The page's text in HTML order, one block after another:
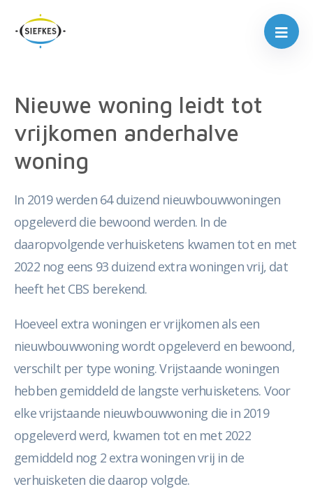
Nieuwe woning leidt tot
vrijkomen anderhalve
woning
In 2019 werden 64 duizend nieuwbouwwoningen
opgeleverd die bewoond werden. In de
daaropvolgende verhuisketens kwamen tot en met
2022 nog eens 93 duizend extra woningen vrij, dat
heeft het CBS berekend.
Hoeveel extra woningen er vrijkomen als een
nieuwbouwwoning wordt opgeleverd en bewoond,
verschilt per type woning. Vrijstaande woningen
hebben gemiddeld de langste verhuisketens. Voor
elke vrijstaande nieuwbouwwoning die in 2019
opgeleverd werd, kwamen tot en met 2022
gemiddeld nog 2 extra woningen vrij in de
verhuisketen die daarop volgde.